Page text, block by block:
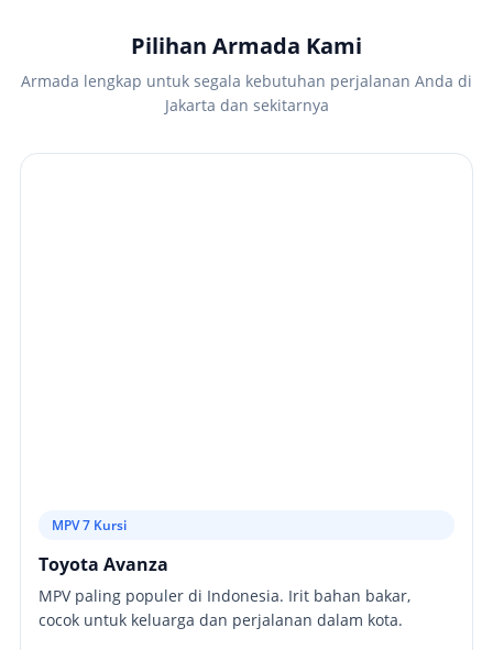
Pilihan Armada Kami
Armada lengkap untuk segala kebutuhan perjalanan Anda di
Jakarta dan sekitarnya
MPV 7 Kursi
Toyota Avanza
MPV paling populer di Indonesia. Irit bahan bakar,
cocok untuk keluarga dan perjalanan dalam kota.